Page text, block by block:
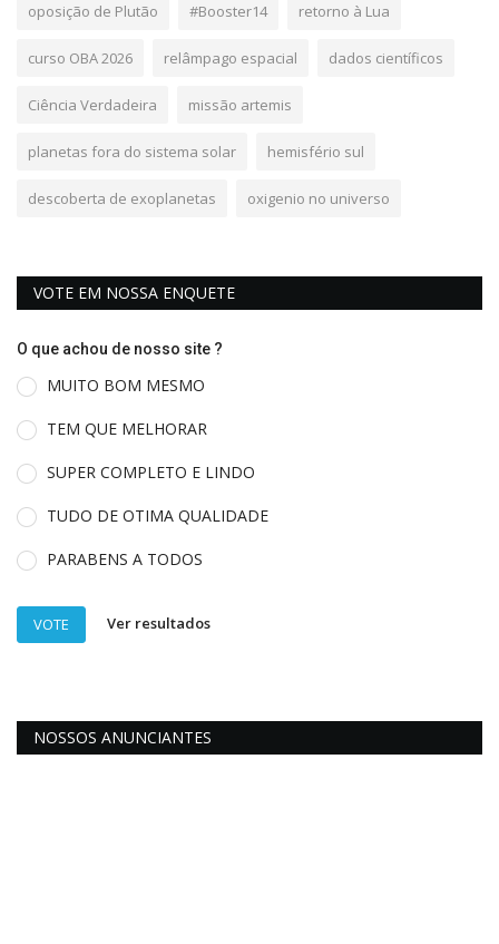
oposição de Plutão #Booster14 retorno à Lua
curso OBA 2026 relâmpago espacial dados científicos
Ciência Verdadeira missão artemis
planetas fora do sistema solar hemisfério sul
descoberta de exoplanetas oxigenio no universo
VOTE EM NOSSA ENQUETE
O que achou de nosso site ?
MUITO BOM MESMO
TEM QUE MELHORAR
SUPER COMPLETO E LINDO
TUDO DE OTIMA QUALIDADE
PARABENS A TODOS
VOTE Ver resultados
NOSSOS ANUNCIANTES